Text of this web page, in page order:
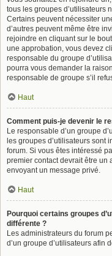
tous les groupes d’utilisateurs
Certains peuvent nécessiter
d’autres peuvent même être
rejoindre en cliquant sur le
une approbation, vous devez
responsable du groupe
pourra vous demander la
responsable de groupe s’il
Haut
Comment puis-je devenir le
Le responsable d’un groupe
les groupes d’utilisateurs sont
forum. Si vous êtes intéressé
premier contact devrait être un
envoyant un message privé.
Haut
Pourquoi certains groupes
différente ?
Les administrateurs du forum
d’un groupe d’utilisateurs afin